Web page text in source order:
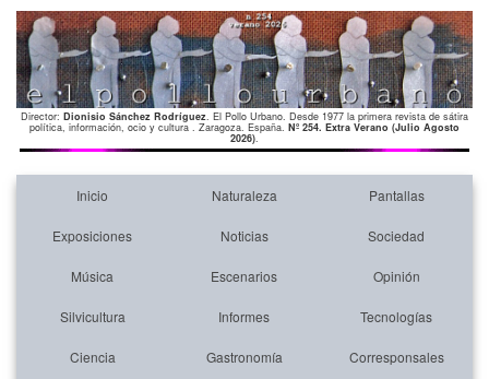
Director: Dionisio Sánchez Rodríguez. El Pollo Urbano. Desde 1977 la primera revista de sátira
política, información, ocio y cultura . Zaragoza. España. Nº 254. Extra Verano (Julio Agosto
2026).
Inicio Naturaleza Pantallas
Exposiciones Noticias Sociedad
Música Escenarios Opinión
Silvicultura Informes Tecnologías
Ciencia Gastronomía Corresponsales